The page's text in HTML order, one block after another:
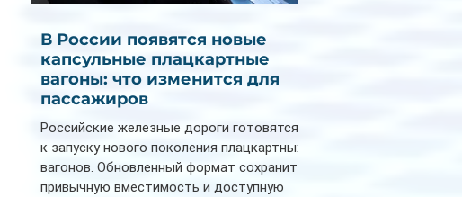
В России появятся новые
капсульные плацкартные
вагоны: что изменится для
пассажиров
Российские железные дороги готовятся
к запуску нового поколения плацкартных
вагонов. Обновленный формат сохранит
привычную вместимость и доступную